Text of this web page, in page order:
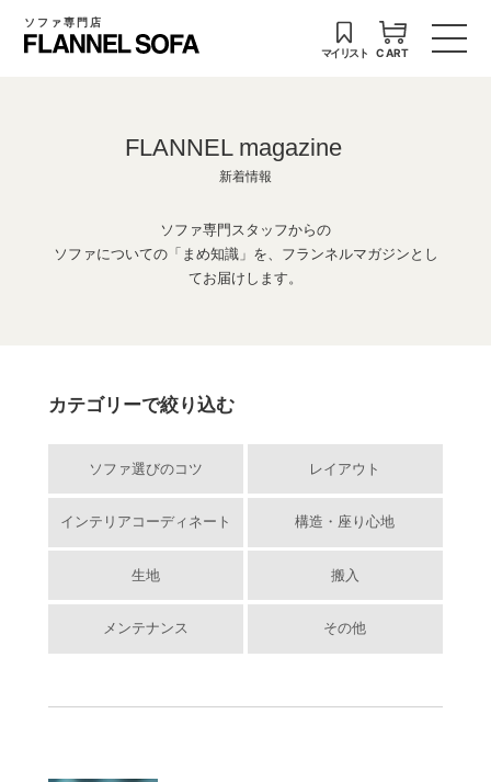
ソファ専門店
マイリスト CART
FLANNEL magazine
新着情報
ソファ専門スタッフからの
ソファについての「まめ知識」を、フランネルマガジンとし
てお届けします。
カテゴリーで絞り込む
ソファ選びのコツ レイアウト
インテリアコーディネート 構造・座り心地
生地 搬入
メンテナンス その他